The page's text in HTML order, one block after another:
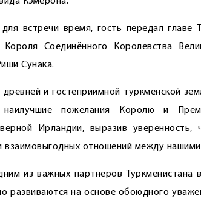
встречи время, гость передал главе
Соединённого Королевства
Сунака.
и гостеприимной туркменской
пожелания Королю и
Ирландии, выразив уверенность,
отношений между нашими
из важных партнёров Туркменистана
развиваются на основе обоюдного